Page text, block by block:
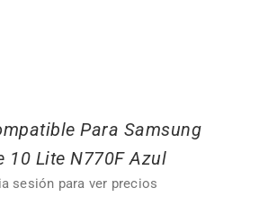
Para Samsung
10 Lite N770F Azul
sesión para ver precios